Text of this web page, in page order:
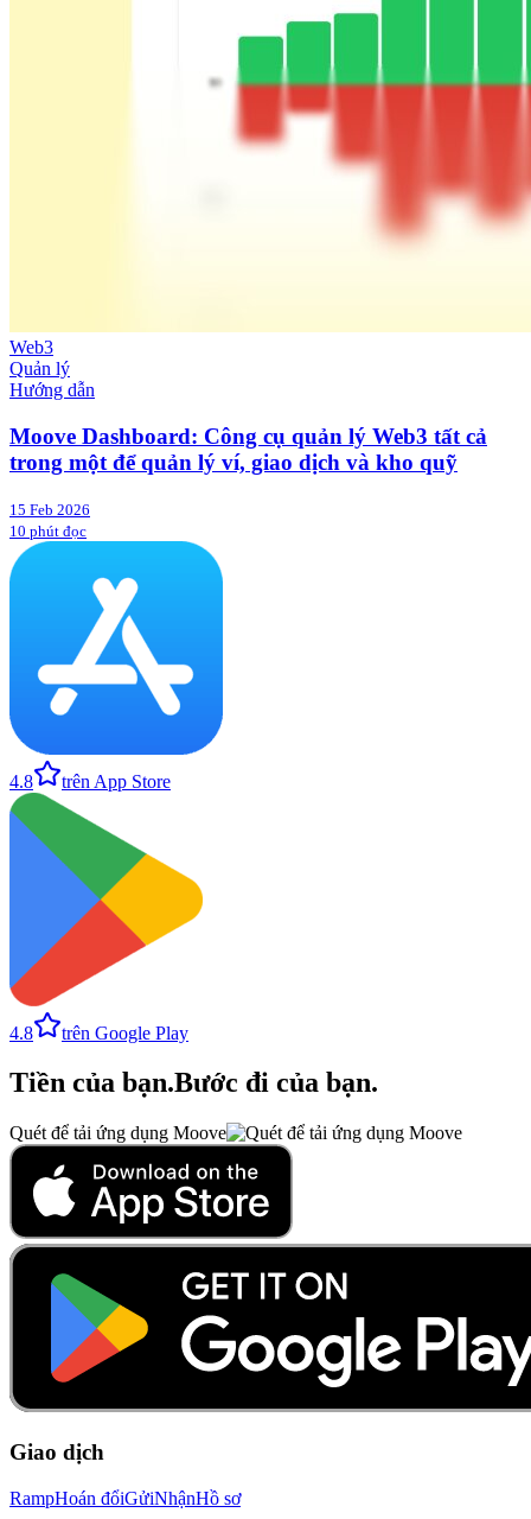
Web3
Quản lý
Hướng dẫn
Moove Dashboard: Công cụ quản lý Web3 tất cả
trong một để quản lý ví, giao dịch và kho quỹ
15 Feb 2026
10 phút đọc
4.8 trên App Store
4.8 trên Google Play
Tiền của bạn.Bước đi của bạn.
Quét để tải ứng dụng Moove
Giao dịch
RampHoán đổiGửiNhậnHồ sơ